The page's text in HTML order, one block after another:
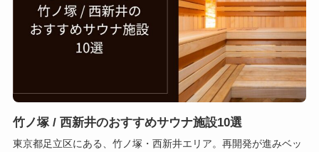
竹ノ塚 / 西新井のおすすめサウナ施設10選
東京都足立区にある、竹ノ塚・西新井エリア。再開発が進みベッ